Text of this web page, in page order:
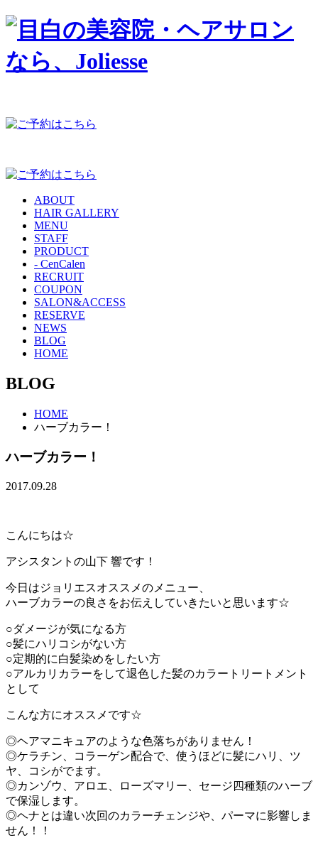
ABOUT
HAIR GALLERY
MENU
STAFF
PRODUCT
- CenCalen
RECRUIT
COUPON
SALON&ACCESS
RESERVE
NEWS
BLOG
HOME
BLOG
HOME
ハーブカラー！
ハーブカラー！
2017.09.28
こんにちは☆
アシスタントの山下 響です！
今日はジョリエスオススメのメニュー、
ハーブカラーの良さをお伝えしていきたいと思います☆
○ダメージが気になる方
○髪にハリコシがない方
○定期的に白髪染めをしたい方
○アルカリカラーをして退色した髪のカラートリートメント
として
こんな方にオススメです☆
◎ヘアマニキュアのような色落ちがありません！
◎ケラチン、コラーゲン配合で、使うほどに髪にハリ、ツ
ヤ、コシがでます。
◎カンゾウ、アロエ、ローズマリー、セージ四種類のハーブ
で保湿します。
◎ヘナとは違い次回のカラーチェンジや、パーマに影響しま
せん！！